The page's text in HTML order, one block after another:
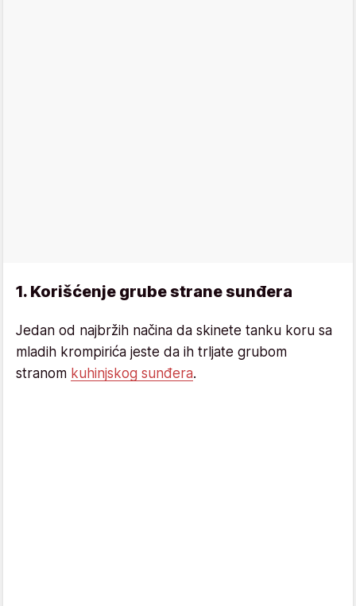
1. Korišćenje grube strane sunđera
Jedan od najbržih načina da skinete tanku koru sa
mladih krompirića jeste da ih trljate grubom
stranom kuhinjskog sunđera.